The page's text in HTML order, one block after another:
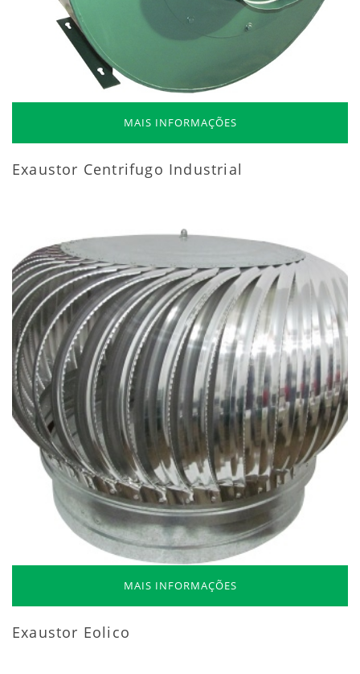
MAIS INFORMAÇÕES
Exaustor Centrifugo Industrial
MAIS INFORMAÇÕES
Exaustor Eolico